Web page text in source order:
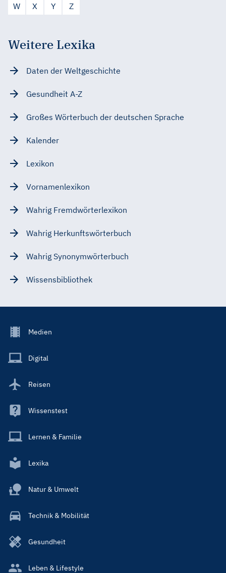
W
X Y Z
Weitere Lexika
Daten der Weltgeschichte
Gesundheit A-Z
Großes Wörterbuch der deutschen Sprache
Kalender
Lexikon
Vornamenlexikon
Wahrig Fremdwörterlexikon
Wahrig Herkunftswörterbuch
Wahrig Synonymwörterbuch
Wissensbibliothek
Footer
Main
Medien
Digital
Reisen
Wissenstest
Lernen & Familie
Lexika
Natur & Umwelt
Technik & Mobilität
Gesundheit
Leben & Lifestyle